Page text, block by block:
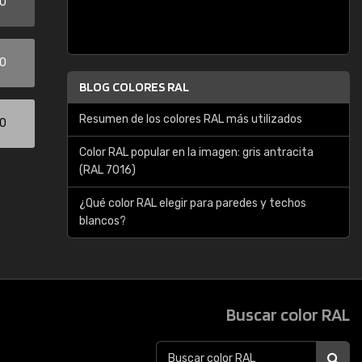
BLOG COLORES RAL
Resumen de los colores RAL más utilizados
Color RAL popular en la imagen: gris antracita
(RAL 7016)
¿Qué color RAL elegir para paredes y techos
blancos?
Buscar color RAL